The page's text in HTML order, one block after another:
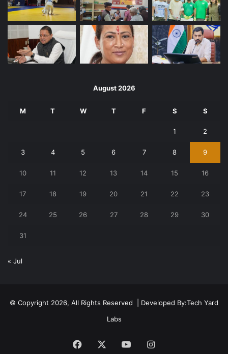
August 2026
M T W T F S S
1 2
3 4 5 6 7 8 9
10 11 12 13 14 15 16
17 18 19 20 21 22 23
24 25 26 27 28 29 30
31
« Jul
© Copyright 2026, All Rights Reserved | Developed By:Tech Yard
Labs
Facebook YouTubeInstagram